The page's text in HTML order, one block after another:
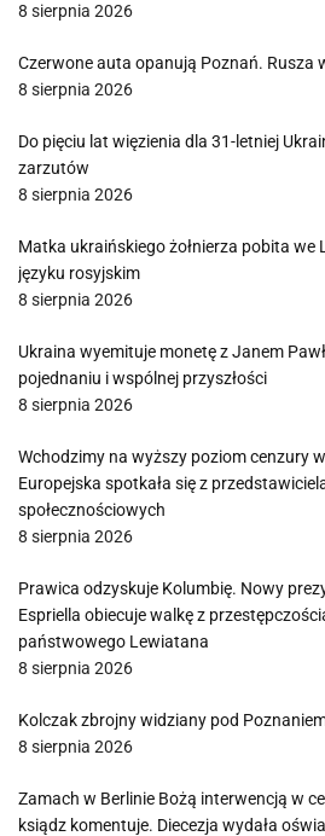
8 sierpnia 2026
Czerwone auta opanują Poznań. Rusza
8 sierpnia 2026
Do pięciu lat więzienia dla 31-letniej
zarzutów
8 sierpnia 2026
Matka ukraińskiego żołnierza pobita we
języku rosyjskim
8 sierpnia 2026
Ukraina wyemituje monetę z Janem
pojednaniu i wspólnej przyszłości
8 sierpnia 2026
Wchodzimy na wyższy poziom cenzury
Europejska spotkała się z
społecznościowych
8 sierpnia 2026
Prawica odzyskuje Kolumbię. Nowy
Espriella obiecuje walkę z
państwowego Lewiatana
8 sierpnia 2026
Kolczak zbrojny widziany pod
8 sierpnia 2026
Zamach w Berlinie Bożą interwencją w
ksiądz komentuje. Diecezja wydała